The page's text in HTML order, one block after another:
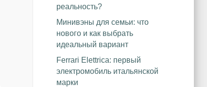
реальность?
Минивэны для семьи: что
нового и как выбрать
идеальный вариант
Ferrari Elettrica: первый
электромобиль итальянской
марки